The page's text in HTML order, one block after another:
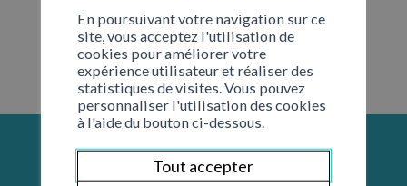
En poursuivant votre navigation sur ce
site, vous acceptez l'utilisation de
cookies pour améliorer votre
expérience utilisateur et réaliser des
statistiques de visites. Vous pouvez
personnaliser l'utilisation des cookies
à l'aide du bouton ci-dessous.
Tout accepter